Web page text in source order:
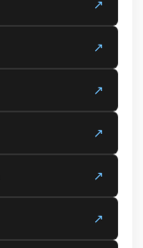
↗
↗
↗
↗
↗
↗